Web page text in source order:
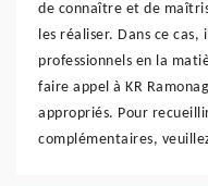
de connaître et de
les réaliser. Dans ce
professionnels en la
faire appel à KR
appropriés. Pour
complémentaires,